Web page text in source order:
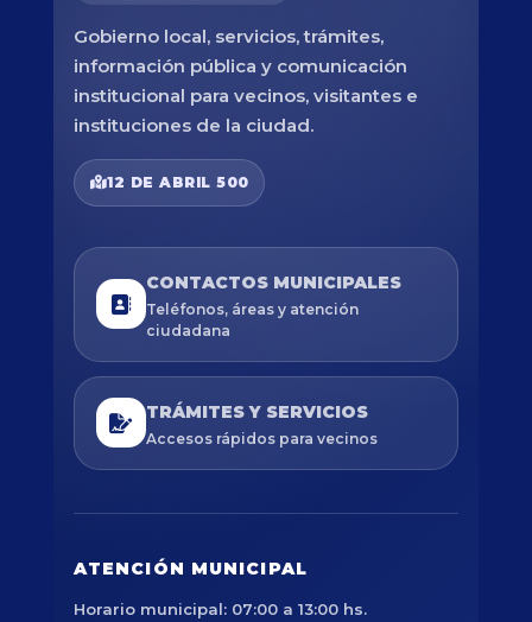
Gobierno local, servicios, trámites,
información pública y comunicación
institucional para vecinos, visitantes e
instituciones de la ciudad.
12 DE ABRIL 500
CONTACTOS MUNICIPALES
Teléfonos, áreas y atención
ciudadana
TRÁMITES Y SERVICIOS
Accesos rápidos para vecinos
ATENCIÓN MUNICIPAL
Horario municipal: 07:00 a 13:00 hs.